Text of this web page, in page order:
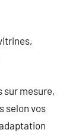
sur mesure,
selon vos